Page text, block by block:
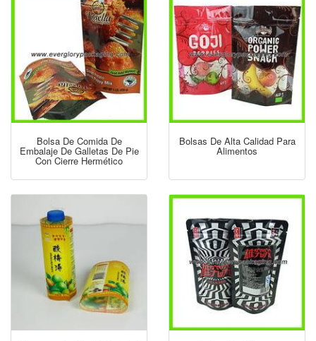
Bolsa De Comida De
Embalaje De Galletas De Pie
Con Cierre Hermético
Bolsas De Alta Calidad Para
Alimentos